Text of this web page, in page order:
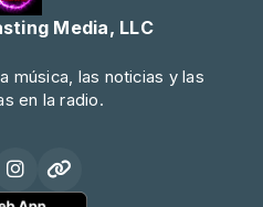
Media, LLC
música, las noticias y las
en la radio.